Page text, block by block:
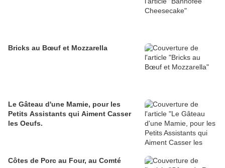
Bricks au Bœuf et Mozzarella
Le Gâteau d'une Mamie, pour les
Petits Assistants qui Aiment Casser
les Oeufs.
Côtes de Porc au Four, au Comté